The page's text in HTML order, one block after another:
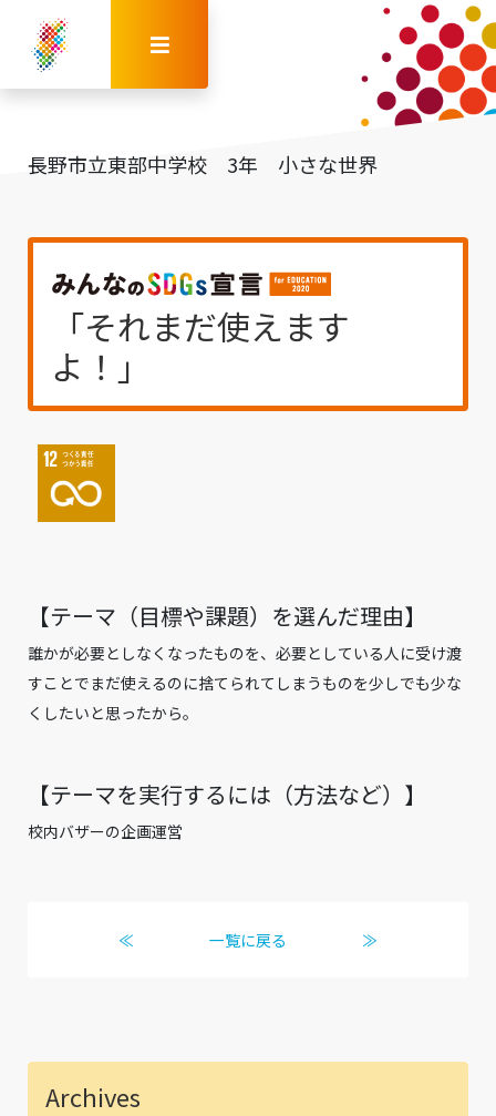
長野市立東部中学校 3年 小さな世界
「それまだ使えます
よ！」
【テーマ（目標や課題）を選んだ理由】
誰かが必要としなくなったものを、必要としている人に受け渡
すことでまだ使えるのに捨てられてしまうものを少しでも少な
くしたいと思ったから。
【テーマを実行するには（方法など）】
校内バザーの企画運営
≪ 一覧に戻る ≫
Archives